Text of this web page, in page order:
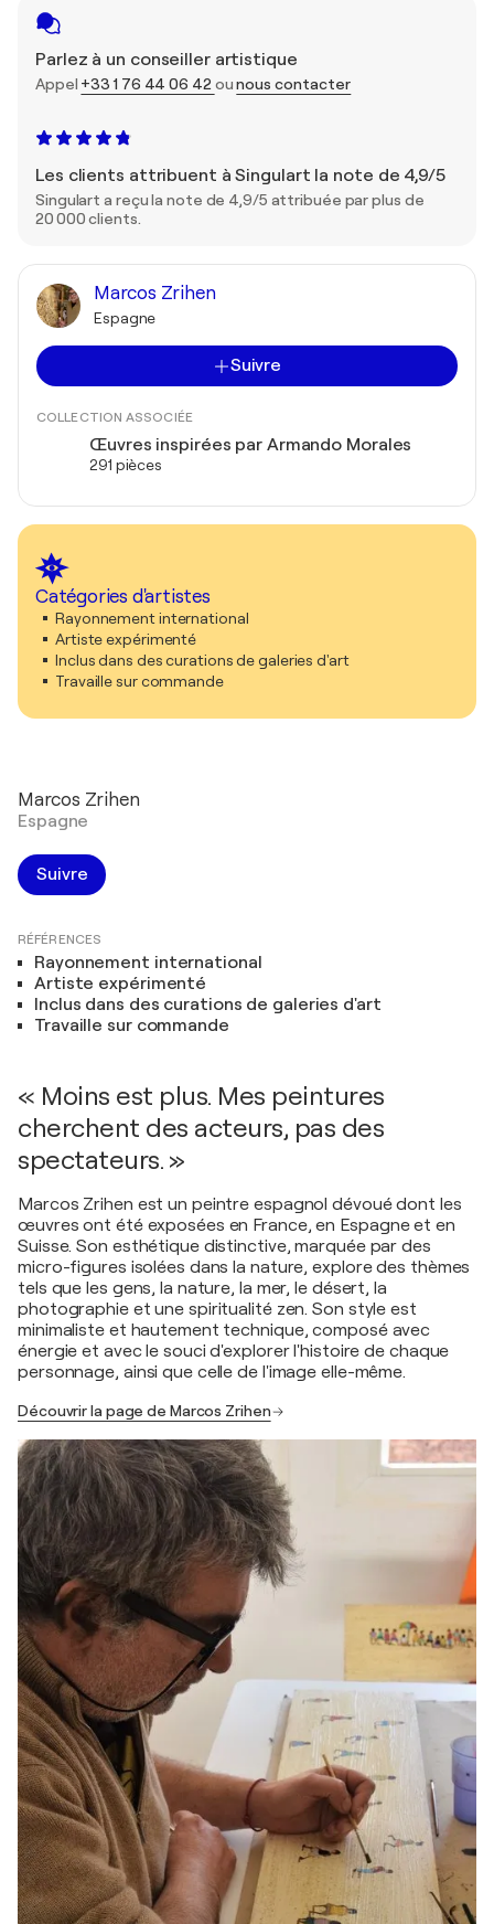
Parlez à un conseiller artistique
Appel +33 1 76 44 06 42ounous contacter
Les clients attribuent à Singulart la note de 4,9/5
Singulart a reçu la note de 4,9/5 attribuée par plus de
20 000 clients.
Marcos Zrihen
Espagne
Suivre
COLLECTION ASSOCIÉE
Œuvres inspirées par Armando Morales
291 pièces
Catégories d'artistes
Rayonnement international
Artiste expérimenté
Inclus dans des curations de galeries d'art
Travaille sur commande
Marcos Zrihen
Espagne
Suivre
RÉFÉRENCES
Rayonnement international
Artiste expérimenté
Inclus dans des curations de galeries d'art
Travaille sur commande
« Moins est plus. Mes peintures
cherchent des acteurs, pas des
spectateurs. »
Marcos Zrihen est un peintre espagnol dévoué dont les
œuvres ont été exposées en France, en Espagne et en
Suisse. Son esthétique distinctive, marquée par des
micro-figures isolées dans la nature, explore des thèmes
tels que les gens, la nature, la mer, le désert, la
photographie et une spiritualité zen. Son style est
minimaliste et hautement technique, composé avec
énergie et avec le souci d'explorer l'histoire de chaque
personnage, ainsi que celle de l'image elle-même.
Découvrir la page de Marcos Zrihen